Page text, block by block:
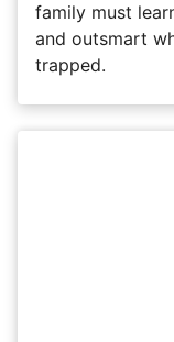
family must
and outsmart
trapped.